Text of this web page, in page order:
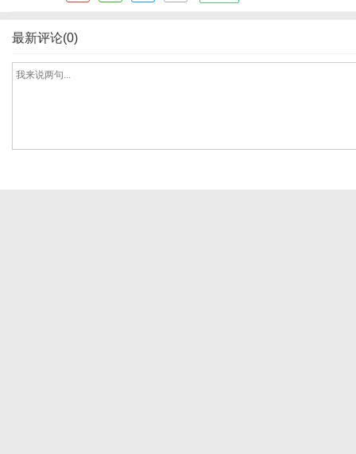
最新评论(0)